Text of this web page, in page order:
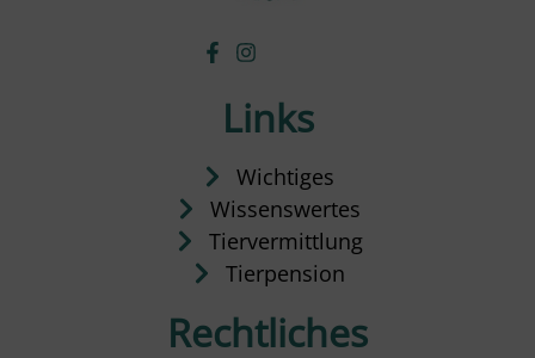
Links
Wichtiges
Wissenswertes
Tiervermittlung
Tierpension
Rechtliches